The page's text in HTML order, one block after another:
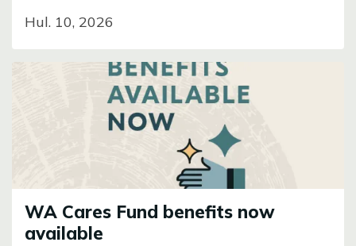
Hul. 10, 2026
WA Cares Fund benefits now
available